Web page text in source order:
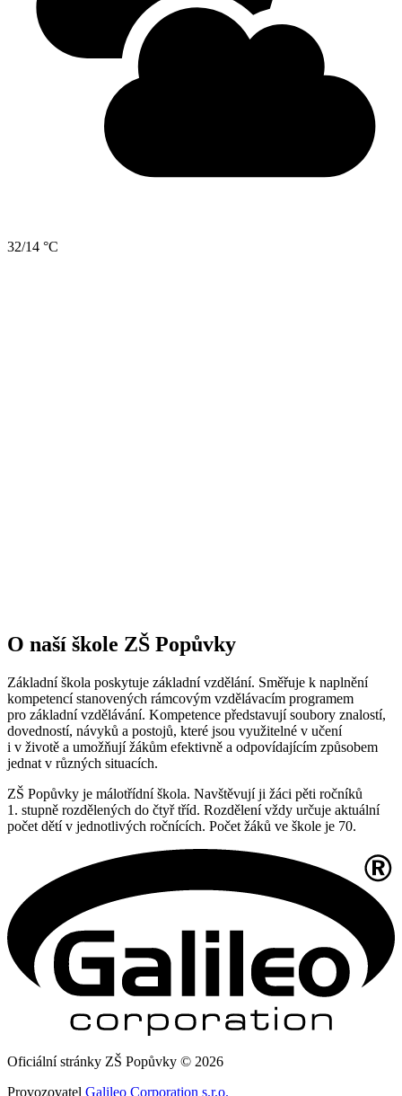
32/14 °C
O naší škole ZŠ Popůvky
Základní škola poskytuje základní vzdělání. Směřuje k naplnění
kompetencí stanovených rámcovým vzdělávacím programem
pro základní vzdělávání. Kompetence představují soubory znalostí,
dovedností, návyků a postojů, které jsou využitelné v učení
i v životě a umožňují žákům efektivně a odpovídajícím způsobem
jednat v různých situacích.
ZŠ Popůvky je málotřídní škola. Navštěvují ji žáci pěti ročníků
1. stupně rozdělených do čtyř tříd. Rozdělení vždy určuje aktuální
počet dětí v jednotlivých ročnících. Počet žáků ve škole je 70.
Oficiální stránky ZŠ Popůvky © 2026
Provozovatel Galileo Corporation s.r.o.